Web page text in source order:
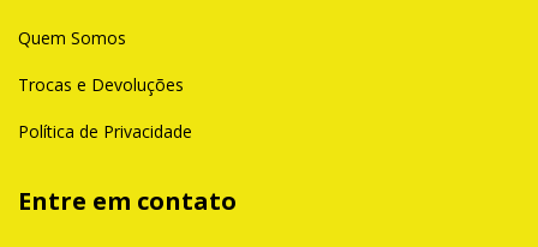
Quem Somos
Trocas e Devoluções
Política de Privacidade
Entre em contato